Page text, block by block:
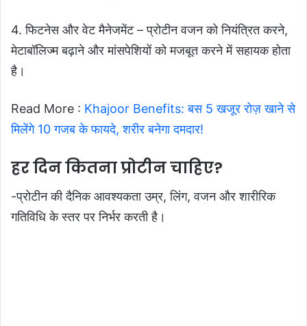
4. फिटनेस और वेट मैनेजमेंट – प्रोटीन वजन को नियंत्रित करने,
मेटाबॉलिज्म बढ़ाने और मांसपेशियों को मजबूत करने में सहायक होता
है।
Read More : Khajoor Benefits: बस 5 खजूर रोज़ खाने से
मिलेंगे 10 गजब के फायदे, शरीर बनेगा दमदार!
हर दिन कितना प्रोटीन चाहिए?
-प्रोटीन की दैनिक आवश्यकता उम्र, लिंग, वजन और शारीरिक
गतिविधि के स्तर पर निर्भर करती है।